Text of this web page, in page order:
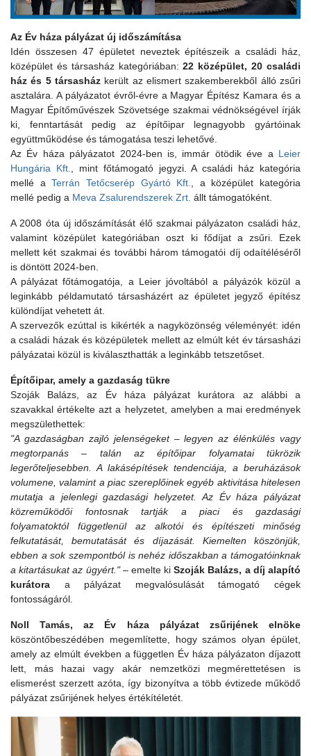
Az Év háza pályázat új időszámítása
Idén összesen 47 épületet neveztek építészeik a családi ház,
középület és társasház kategóriában:22 középület, 20 családi
ház és 5 társasház került az elismert szakemberekből álló zsűri
asztalára. A pályázatot évről-évre a Magyar Építész Kamara és a
Magyar Építőművészek Szövetsége szakmai védnökségével írják
ki, fenntartását pedig az építőipar legnagyobb gyártóinak
együttműködése és támogatása teszi lehetővé.
Az Év háza pályázatot 2024-ben is, immár ötödik éve a Leier
Hungária Kft.
, mint főtámogató jegyzi. A családi ház kategória
mellé aTerrán Tetőcserép Gyártó Kft.
, a középület kategória
mellé pedig a Meva Zsalurendszerek Zrt. állt támogatóként.
A 2008 óta új időszámítását élő szakmai pályázaton családi ház,
valamint középület kategóriában oszt ki fődíjat a zsűri. Ezek
mellett két szakmai és további három támogatói díj odaítéléséről
is döntött 2024-ben.
A pályázat főtámogatója, a Leier jóvoltából a pályázók közül a
leginkább példamutató társasházért az épületet jegyző építész
különdíjat vehetett át.
A szervezők ezúttal is kikérték a nagyközönség véleményét: idén
a családi házak és középületek mellett az elmúlt két év társasházi
pályázatai közül is kiválaszthatták a leginkább tetszetőset.
Építőipar, amely a gazdaság tükre
Szoják Balázs, az Év háza pályázat kurátora az alábbi a
szavakkal értékelte azt a helyzetet, amelyben a mai eredmények
megszülethettek:
"A gazdaságban zajló jelenségeket – legyen az élénkülés vagy
megtorpanás – talán az építőipar folyamatai tükrözik
legerőteljesebben. A lakásépítések tendenciája, a beruházások
volumene, valamint a piac szereplőinek egyéb aktivitása hitelesen
mutatja a jelenlegi gazdasági helyzetet. Az Év háza pályázat
közreműködői fontosnak tartják a piaci és gazdasági
folyamatoktól függetlenül az alkotói és építészeti minőség
felkutatását, bemutatását és díjazását. Kiemelten köszönjük,
ebben a sok szempontból is nehéz időszakban a támogatóinknak
a kitartásukat az ügyért."– emelte kiSzoják Balázs, a díj alapító
kurátora a pályázat megvalósulását támogató cégek
fontosságáról.
Noll Tamás, az Év háza pályázat zsűrijének elnöke
köszöntőbeszédében megemlítette, hogy számos olyan épület,
amely az elmúlt években a független Év háza pályázaton díjazott
lett, más hazai vagy akár nemzetközi megmérettetésen is
elismerést szerzett azóta, így bizonyítva a több évtizede működő
pályázat zsűrijének helyes értékítéletét.